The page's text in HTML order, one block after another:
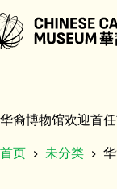
至
内
华裔博物馆欢迎首
首页 未分类